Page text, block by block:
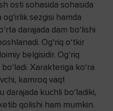
osti sohasida sohasida
sezgisi hamda
darajada dam bo‘lishi
Og‘riq o‘tkir
belgisidir. Og‘riq
Xarakteriga ko‘ra
kamroq vaqt
darajada kuchli bo‘ladiki,
qolishi ham mumkin.